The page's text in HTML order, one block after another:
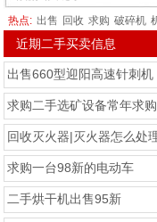
热点: 出售 回收 求购 破碎机
近期二手买卖信息
出售660型迎阳高速针刺机
求购二手选矿设备常年求购
回收灭火器|灭火器怎么处
求购一台98新的电动车
二手烘干机出售95新